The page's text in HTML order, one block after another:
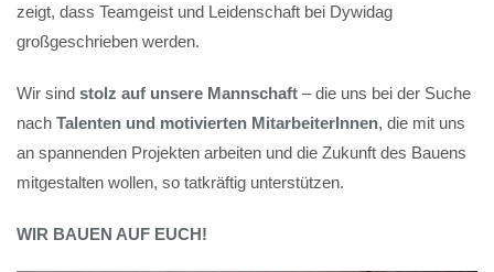
zeigt, dass Teamgeist und Leidenschaft bei Dywidag
großgeschrieben werden.
Wir sindstolz auf unsere Mannschaft – die uns bei der Suche
nachTalenten und motivierten MitarbeiterInnen, die mit uns
an spannenden Projekten arbeiten und die Zukunft des Bauens
mitgestalten wollen, so tatkräftig unterstützen.
WIR BAUEN AUF EUCH!